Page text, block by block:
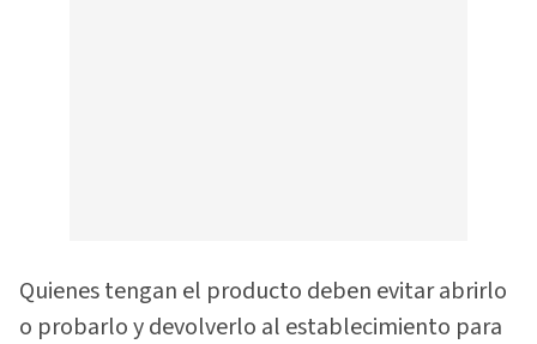
Quienes tengan el producto deben evitar abrirlo
o probarlo y devolverlo al establecimiento para